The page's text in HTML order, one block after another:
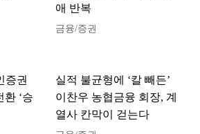
애 반복
금융/증권
증권
‘승
실적 불균형에 ‘칼 빼든’
이찬우 농협금융 회장, 계
열사 칸막이 걷는다